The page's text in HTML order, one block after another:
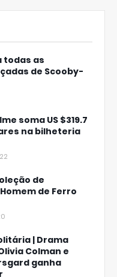
todas as
de Scooby-
soma US $319.7
na bilheteria
de
de Ferro
| Drama
Colman e
ganha